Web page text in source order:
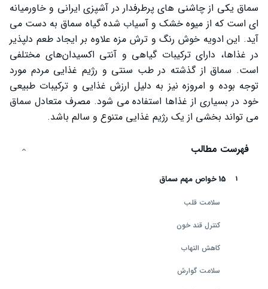
سماق یکی از چاشنی‌ های پرطرفدار در آشپزی ایرانی و خاورمیانه
‌ای است که از میوه خشک و آسیاب ‌شده گیاه سماق به دست می
‌آید. این ادویه خوش ‌رنگ و ترش ‌مزه علاوه بر ایجاد طعم دلپذیر
در غذاها، دارای ترکیبات گیاهی و آنتی ‌اکسیدان‌های مختلفی
است. سماق از گذشته در طب سنتی و رژیم غذایی مردم مورد
توجه بوده و امروزه نیز به دلیل ارزش غذایی و ترکیبات طبیعی
خود در بسیاری از غذاها استفاده می‌ شود. مصرف متعادل سماق
می ‌تواند بخشی از یک رژیم غذایی متنوع و سالم باشد.
فهرست مطالب
15 خواص مهم سماق
سلامت قلب
کنترل قند خون
کاهش التهاب
سلامت گوارش